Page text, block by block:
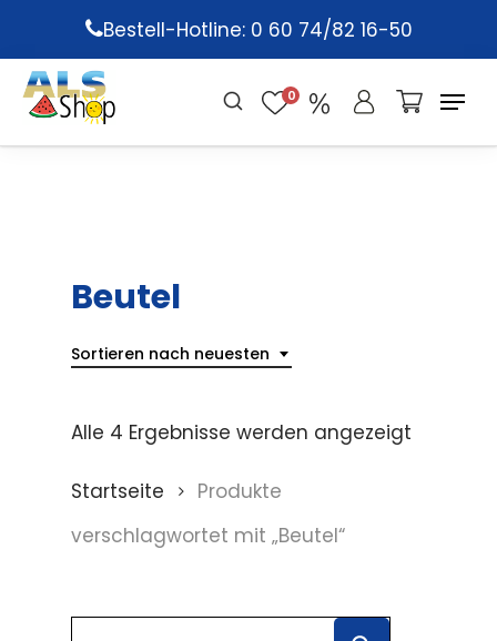
main
content
Bestell-Hotline: 0 60 74/82 16-50
0
Beutel
Sortieren nach neuesten
Alle 4 Ergebnisse werden angezeigt
Startseite
Produkte
verschlagwortet mit „Beutel“